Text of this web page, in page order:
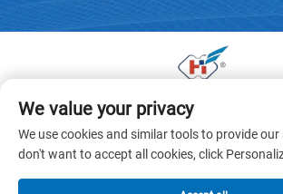
© 2025 Донггуан Хуая қаңылтыр
компаниясының барлық құқтары
Құпиялылық саясаты
We value your privacy
We use cookies and similar tools to provide our
don't want to accept all cookies, click